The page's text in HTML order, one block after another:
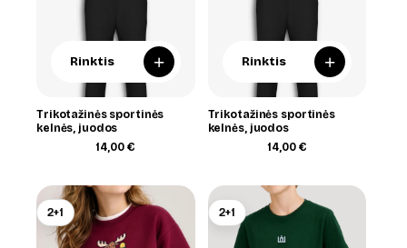
Rinktis +
Trikotažinės sportinės
kelnės, juodos
14,00€
Rinktis +
Trikotažinės sportinės
kelnės, juodos
14,00 €
2+1 2+1